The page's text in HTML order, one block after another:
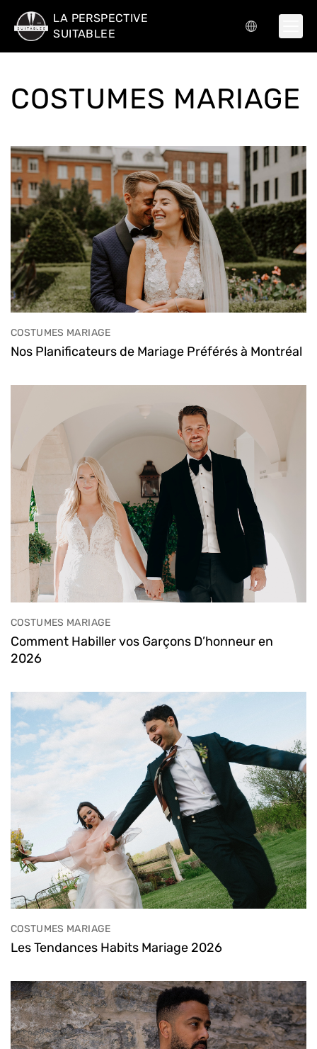
LA PERSPECTIVE
SUITABLEE
COSTUMES MARIAGE
COSTUMES MARIAGE
Nos Planificateurs de Mariage Préférés à Montréal
COSTUMES MARIAGE
Comment Habiller vos Garçons D’honneur en
2026
COSTUMES MARIAGE
Les Tendances Habits Mariage 2026